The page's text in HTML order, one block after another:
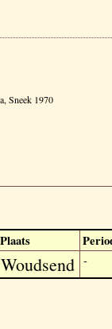
Sneek 1970
Plaats
Woudsend -